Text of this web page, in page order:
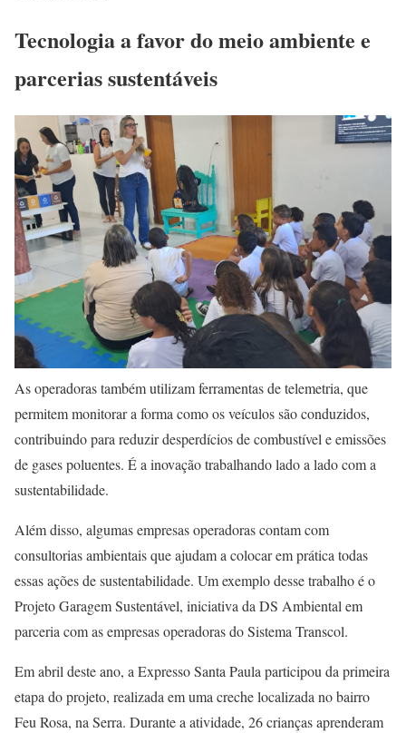
Tecnologia a favor do meio ambiente e
parcerias sustentáveis
As operadoras também utilizam ferramentas de telemetria, que
permitem monitorar a forma como os veículos são conduzidos,
contribuindo para reduzir desperdícios de combustível e emissões
de gases poluentes. É a inovação trabalhando lado a lado com a
sustentabilidade.
Além disso, algumas empresas operadoras contam com
consultorias ambientais que ajudam a colocar em prática todas
essas ações de sustentabilidade. Um exemplo desse trabalho é o
Projeto Garagem Sustentável, iniciativa da DS Ambiental em
parceria com as empresas operadoras do Sistema Transcol.
Em abril deste ano, a Expresso Santa Paula participou da primeira
etapa do projeto, realizada em uma creche localizada no bairro
Feu Rosa, na Serra. Durante a atividade, 26 crianças aprenderam